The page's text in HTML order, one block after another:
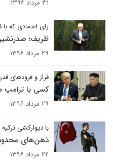
۳۱ مرداد ۱۳۹۶
رای اعتمادی که
ظریف؛
۲۹ مرداد ۱۳۹۶
فراز و فرودهای
کسی با
۲۹ مرداد ۱۳۹۶
با دیوارکشی
ذهن‌های
۲۴ مرداد ۱۳۹۶